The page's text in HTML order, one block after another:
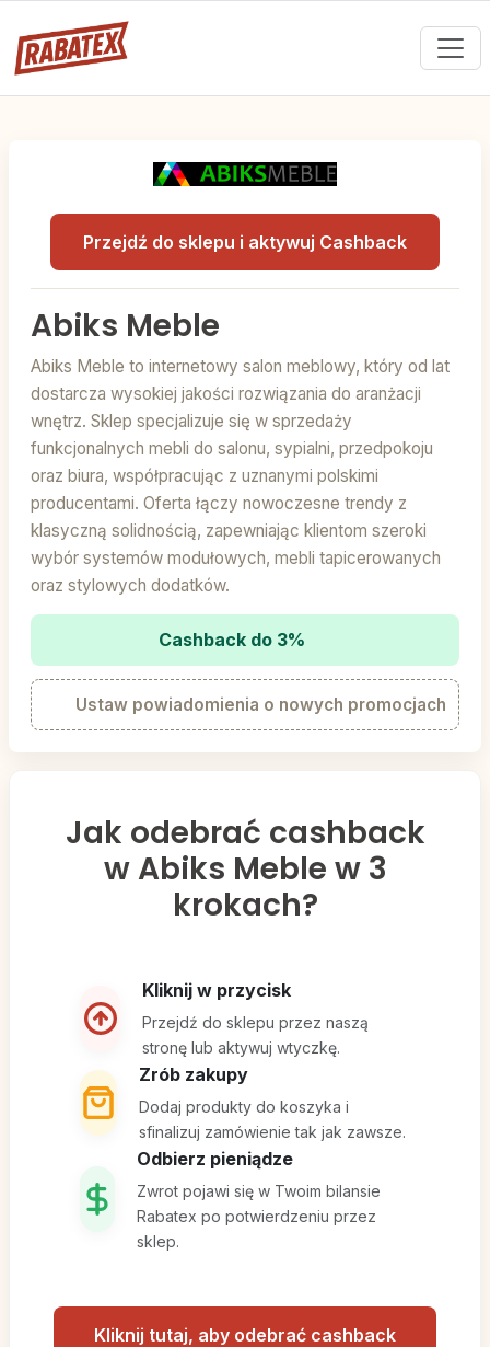
Przejdź do sklepu i aktywuj Cashback
Abiks Meble
Abiks Meble to internetowy salon meblowy, który od lat
dostarcza wysokiej jakości rozwiązania do aranżacji
wnętrz. Sklep specjalizuje się w sprzedaży
funkcjonalnych mebli do salonu, sypialni, przedpokoju
oraz biura, współpracując z uznanymi polskimi
producentami. Oferta łączy nowoczesne trendy z
klasyczną solidnością, zapewniając klientom szeroki
wybór systemów modułowych, mebli tapicerowanych
oraz stylowych dodatków.
Cashback do 3%
Ustaw powiadomienia o nowych promocjach
Jak odebrać cashback
w Abiks Meble w 3
krokach?
Kliknij w przycisk
Przejdź do sklepu przez naszą
stronę lub aktywuj wtyczkę.
Zrób zakupy
Dodaj produkty do koszyka i
sfinalizuj zamówienie tak jak zawsze.
Odbierz pieniądze
Zwrot pojawi się w Twoim bilansie
Rabatex po potwierdzeniu przez
sklep.
Kliknij tutaj, aby odebrać cashback